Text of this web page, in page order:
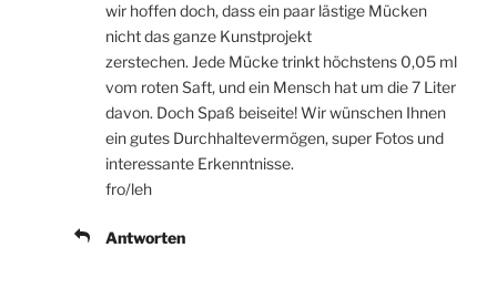
wir hoffen doch, dass ein paar lästige Mücken
nicht das ganze Kunstprojekt
zerstechen. Jede Mücke trinkt höchstens 0,05 ml
vom roten Saft, und ein Mensch hat um die 7 Liter
davon. Doch Spaß beiseite! Wir wünschen Ihnen
ein gutes Durchhaltevermögen, super Fotos und
interessante Erkenntnisse.
fro/leh
Antworten